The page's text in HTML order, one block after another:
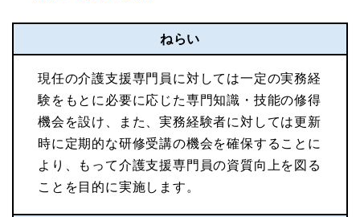
ねらい
現任の介護支援専門員に対しては一定の実務経
験をもとに必要に応じた専門知識・技能の修得
機会を設け、また、実務経験者に対しては更新
時に定期的な研修受講の機会を確保することに
より、もって介護支援専門員の資質向上を図る
ことを目的に実施します。